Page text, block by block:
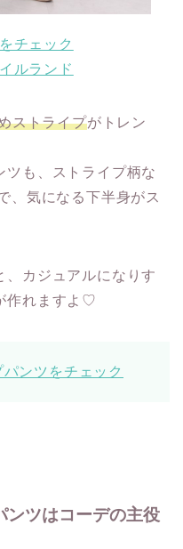
チェック
ルランド
ストライプがトレン
ツも、ストライプ柄な
、気になる下半身がス
、カジュアルになりす
作れますよ♡
ンツをチェック
ンツはコーデの主役